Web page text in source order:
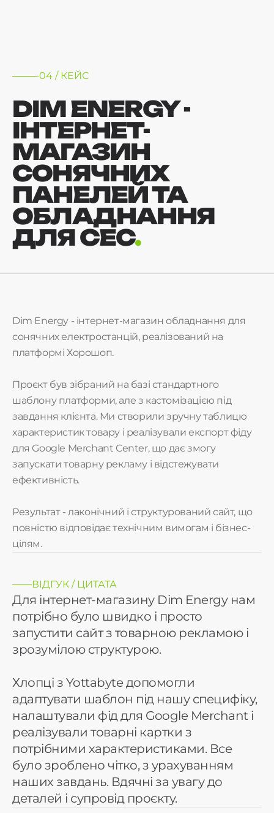
·04 / КЕЙС
DIM ENERGY -
ІНТЕРНЕТ-
МАГАЗИН
СОНЯЧНИХ
ПАНЕЛЕЙ ТА
ОБЛАДНАННЯ
ДЛЯ СЕС.
Dim Energy - інтернет-магазин обладнання для
сонячних електростанцій, реалізований на
платформі Хорошоп.
Проєкт був зібраний на базі стандартного
шаблону платформи, але з кастомізацією під
завдання клієнта. Ми створили зручну таблицю
характеристик товару і реалізували експорт фіду
для Google Merchant Center, що дає змогу
запускати товарну рекламу і відстежувати
ефективність.
Результат - лаконічний і структурований сайт, що
повністю відповідає технічним вимогам і бізнес-
цілям.
ВІДГУК / ЦИТАТА
Для інтернет-магазину Dim Energy нам
потрібно було швидко і просто
запустити сайт з товарною рекламою і
зрозумілою структурою.
Хлопці з Yottabyte допомогли
адаптувати шаблон під нашу специфіку,
налаштували фід для Google Merchant і
реалізували товарні картки з
потрібними характеристиками. Все
було зроблено чітко, з урахуванням
наших завдань. Вдячні за увагу до
деталей і супровід проєкту.